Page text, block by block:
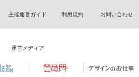
主催運営ガイド 利用規約 お問い合わせ
運営メディア